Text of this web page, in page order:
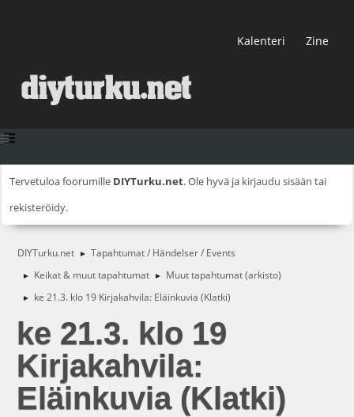
Kalenteri Zine
Tervetuloa foorumille DIYTurku.net. Ole hyvä ja kirjaudu sisään tai
rekisteröidy.
DIYTurku.net ► Tapahtumat / Händelser / Events
► Keikat & muut tapahtumat ► Muut tapahtumat (arkisto)
► ke 21.3. klo 19 Kirjakahvila: Eläinkuvia (Klatki)
ke 21.3. klo 19
Kirjakahvila:
Eläinkuvia (Klatki)